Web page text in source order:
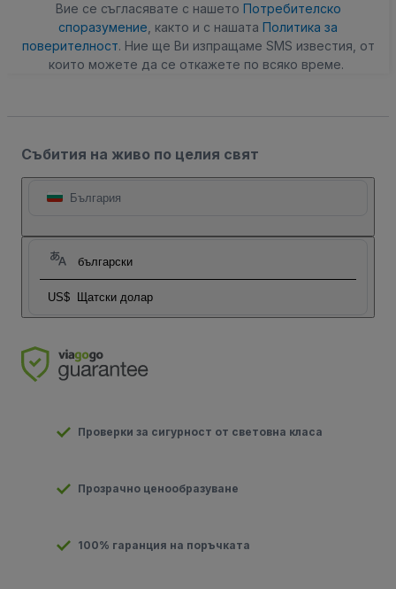
Вие се съгласявате с нашето Потребителско
споразумение , както и с нашата Политика за
поверителност. Ние ще Ви изпращаме SMS известия, от
които можете да се откажете по всяко време.
Събития на живо по целия свят
България
български
US$ Щатски долар
Проверки за сигурност от световна класа
Прозрачно ценообразуване
100% гаранция на поръчката